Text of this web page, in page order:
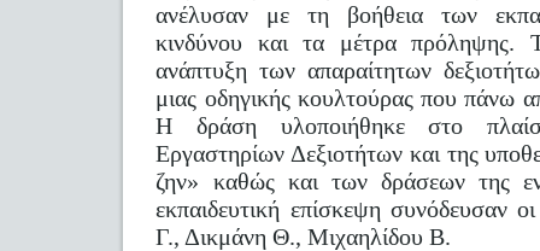
ανέλυσαν με τη βοήθεια των
κινδύνου και τα μέτρα πρόληψης.
ανάπτυξη των απαραίτητων
μιας οδηγικής κουλτούρας που πάνω
Η δράση υλοποιήθηκε στο
Εργαστηρίων Δεξιοτήτων και της
ζην» καθώς και των δράσεων της
εκπαιδευτική επίσκεψη συνόδευσαν
Γ., Δικμάνη Θ., Μιχαηλίδου Β.